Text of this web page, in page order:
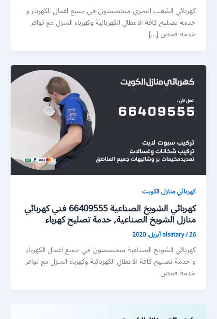
كهربائي الشعب البحري متخصصون في جميع اعمال الكهرباء و
خدمة تصليح كافة الاعطال الكهربائية وكهرباء المنزل مع توافر
خدمة فحص […]
كهربائي منازل الكويت
كهربائي الشويخ الصناعية 66409555 فني كهربائي
منازل الشويخ الصناعية, خدمة تصليح كهرباء
alsatary/26 أبريل، 2020
كهربائي الشويخ الصناعية متخصصون في جميع اعمال الكهرباء
و خدمة تصليح كافة الاعطال الكهربائية وكهرباء المنزل مع توافر
خدمة فحص